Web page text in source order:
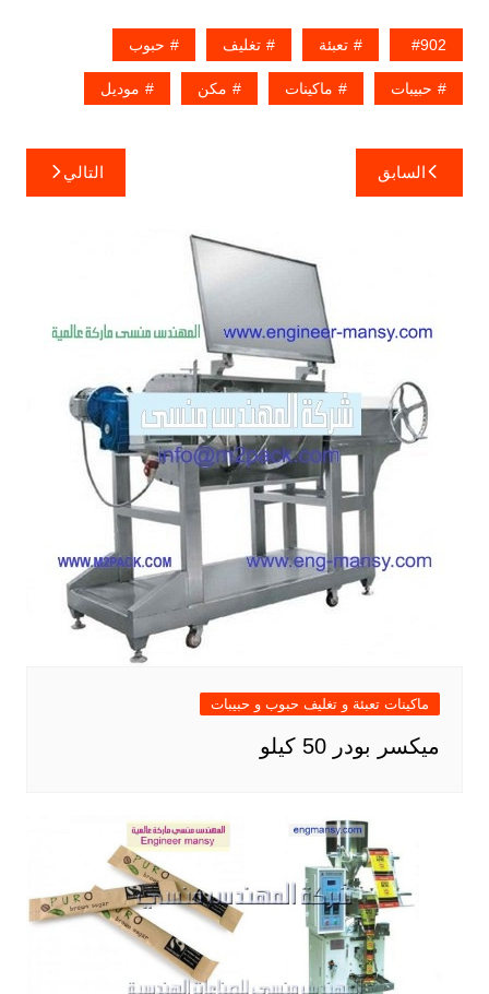
902 تعبئة تغليف حبوب
حبيبات ماكينات مكن موديل
تصفّح
المقالات
السابق التالي
ماكينات تعبئة و تغليف حبوب و حبيبات
ميكسر بودر 50 كيلو